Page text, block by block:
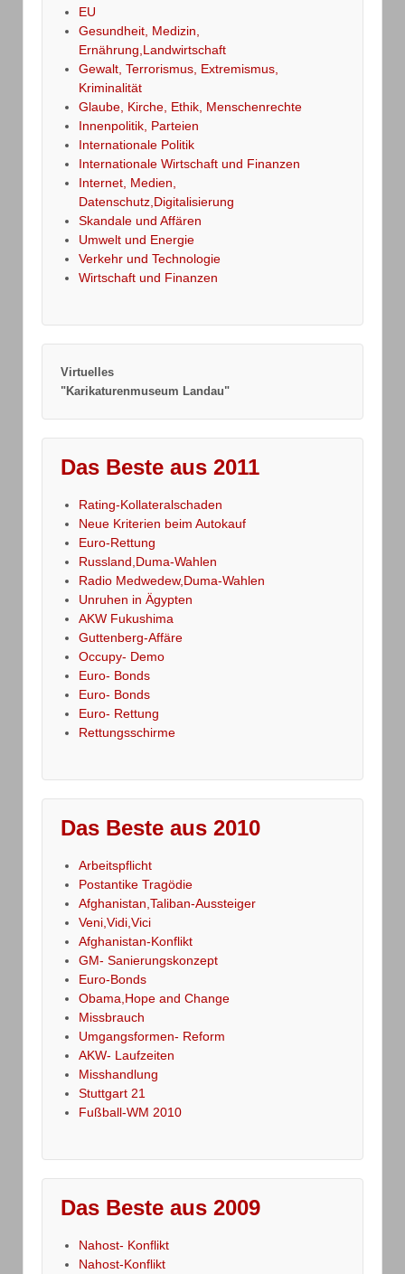
EU
Gesundheit, Medizin,
Ernährung,Landwirtschaft
Gewalt, Terrorismus, Extremismus,
Kriminalität
Glaube, Kirche, Ethik, Menschenrechte
Innenpolitik, Parteien
Internationale Politik
Internationale Wirtschaft und Finanzen
Internet, Medien,
Datenschutz,Digitalisierung
Skandale und Affären
Umwelt und Energie
Verkehr und Technologie
Wirtschaft und Finanzen
Virtuelles
"Karikaturenmuseum Landau"
Das Beste aus 2011
Rating-Kollateralschaden
Neue Kriterien beim Autokauf
Euro-Rettung
Russland,Duma-Wahlen
Radio Medwedew,Duma-Wahlen
Unruhen in Ägypten
AKW Fukushima
Guttenberg-Affäre
Occupy- Demo
Euro- Bonds
Euro- Bonds
Euro- Rettung
Rettungsschirme
Das Beste aus 2010
Arbeitspflicht
Postantike Tragödie
Afghanistan,Taliban-Aussteiger
Veni,Vidi,Vici
Afghanistan-Konflikt
GM- Sanierungskonzept
Euro-Bonds
Obama,Hope and Change
Missbrauch
Umgangsformen- Reform
AKW- Laufzeiten
Misshandlung
Stuttgart 21
Fußball-WM 2010
Das Beste aus 2009
Nahost- Konflikt
Nahost-Konflikt